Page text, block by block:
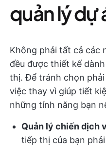
quản lý dự
Không phải tất cả các
đều được thiết kế
thị. Để tránh chọn
việc thay vì giúp tiết
những tính năng bạn
Quản lý chiến dịch
tiếp thị của bạn